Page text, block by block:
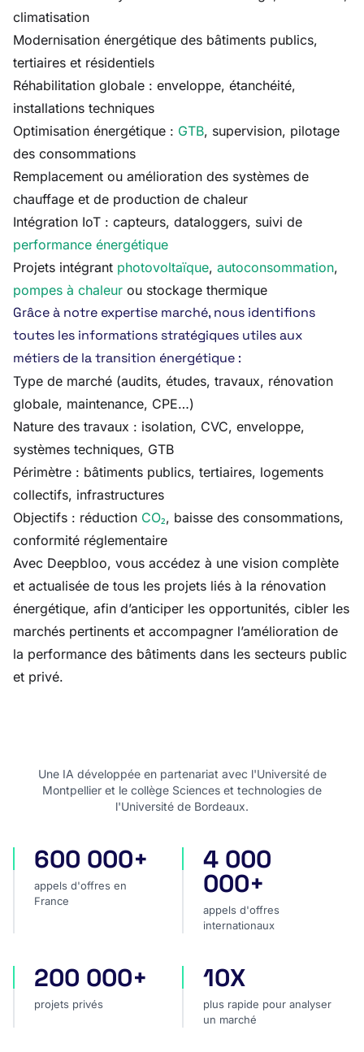
climatisation
Modernisation énergétique des bâtiments publics,
tertiaires et résidentiels
Réhabilitation globale : enveloppe, étanchéité,
installations techniques
Optimisation énergétique : GTB, supervision, pilotage
des consommations
Remplacement ou amélioration des systèmes de
chauffage et de production de chaleur
Intégration IoT : capteurs, dataloggers, suivi de
performance énergétique
Projets intégrant photovoltaïque, autoconsommation,
pompes à chaleur ou stockage thermique
Grâce à notre expertise marché, nous identifions
toutes les informations stratégiques utiles aux
métiers de la transition énergétique :
Type de marché (audits, études, travaux, rénovation
globale, maintenance, CPE…)
Nature des travaux : isolation, CVC, enveloppe,
systèmes techniques, GTB
Périmètre : bâtiments publics, tertiaires, logements
collectifs, infrastructures
Objectifs : réduction CO₂, baisse des consommations,
conformité réglementaire
Avec Deepbloo, vous accédez à une vision complète
et actualisée de tous les projets liés à la rénovation
énergétique, afin d’anticiper les opportunités, cibler les
marchés pertinents et accompagner l’amélioration de
la performance des bâtiments dans les secteurs public
et privé.
Une IA développée en partenariat avec l'Université de
Montpellier et le collège Sciences et technologies de
l'Université de Bordeaux.
appels d'offres en France
600 000+
appels d'offres en
France
appels d'offres
4 000
000+
appels d'offres
internationaux
projets privés
200 000+
projets privés
plus rapide pour analyser
10X
plus rapide pour analyser
un marché